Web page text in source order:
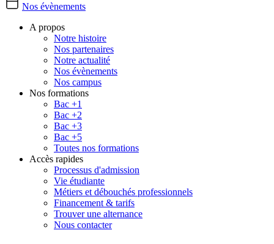
Nos évènements
A propos
Notre histoire
Nos partenaires
Notre actualité
Nos évènements
Nos campus
Nos formations
Bac +1
Bac +2
Bac +3
Bac +5
Toutes nos formations
Accès rapides
Processus d'admission
Vie étudiante
Métiers et débouchés professionnels
Financement & tarifs
Trouver une alternance
Nous contacter